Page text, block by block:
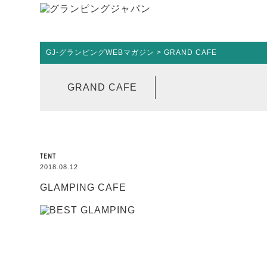
GJ-グランピングWEBマガジン >GRAND CAFE
GRAND CAFE
TENT
2018.08.12
GLAMPING CAFE